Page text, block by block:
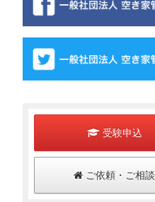
受験申込
ご依頼・ご相談